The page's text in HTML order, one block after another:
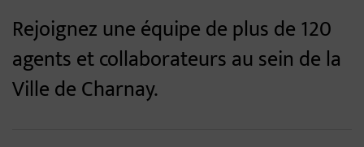
Rejoignez une équipe de plus de 120
agents et collaborateurs au sein de la
Ville de Charnay.